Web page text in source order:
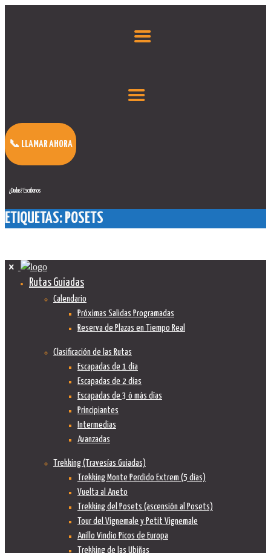
📞 LLAMAR AHORA
¿Dudas? Escríbenos
ETIQUETAS: POSETS
Rutas Guiadas
Calendario
Próximas Salidas Programadas
Reserva de Plazas en Tiempo Real
Clasificación de las Rutas
Escapadas de 1 día
Escapadas de 2 días
Escapadas de 3 ó más días
Principiantes
Intermedias
Avanzadas
Trekking (Travesías Guiadas)
Trekking Monte Perdido Extrem (5 días)
Vuelta al Aneto
Trekking del Posets (ascensión al Posets)
Tour del Vignemale y Petit Vignemale
Anillo Vindio Picos de Europa
Trekking de las Ubiñas